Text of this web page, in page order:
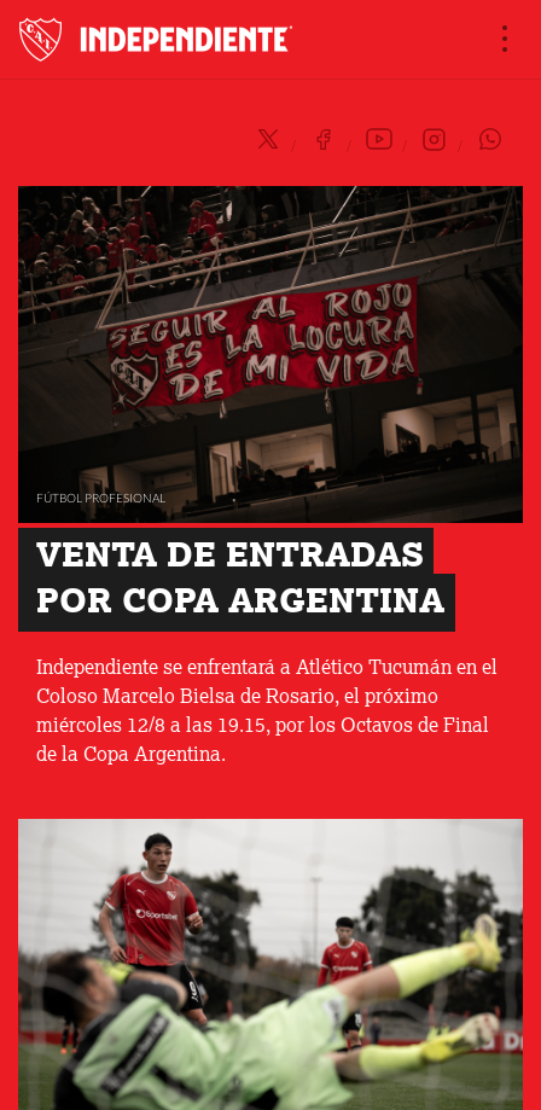
FÚTBOL PROFESIONAL
VENTA DE ENTRADAS
POR COPA ARGENTINA
Independiente se enfrentará a Atlético Tucumán en el
Coloso Marcelo Bielsa de Rosario, el próximo
miércoles 12/8 a las 19.15, por los Octavos de Final
de la Copa Argentina.